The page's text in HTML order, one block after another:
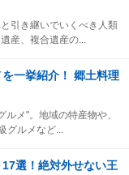
引き継いでいくべき人類
産、複合遺産の...
一挙紹介！ 郷土料理
メ"。地域の特産物や、
グルメなど...
選！絶対外せない王